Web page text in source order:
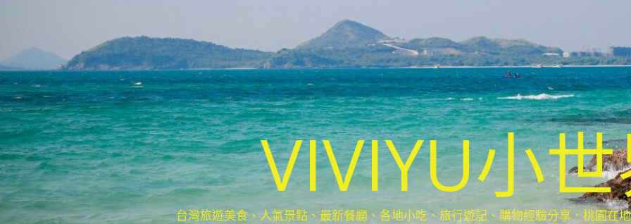
VIVIYU小
台灣旅遊美食、人氣景點、最新餐廳、各地小吃、旅行遊記、購物經驗分享．桃園在